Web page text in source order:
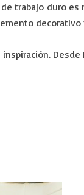
trabajo duro
Desde